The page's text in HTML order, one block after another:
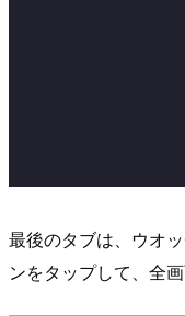
最後のタブは、ウオ
ンをタップして、全